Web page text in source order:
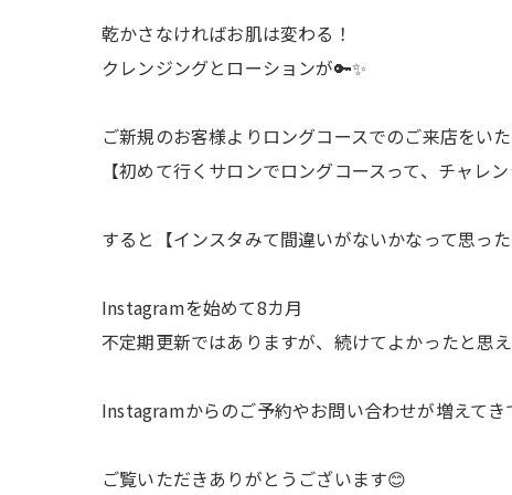
乾かさなければお肌は変わる！
クレンジングとローションが🔑✨
ご新規のお客様よりロングコースでのご来店をい
【初めて行くサロンでロングコースって、チャレ
すると【インスタみて間違いがないかなって思っ
Instagramを始めて8カ月
不定期更新ではありますが、続けてよかったと思
Instagramからのご予約やお問い合わせが増えてき
ご覧いただきありがとうございます😊